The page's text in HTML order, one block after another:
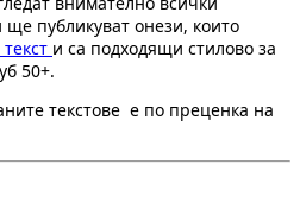
публикуват онези, които
и са подходящи стилово за
50+.
текстове е по преценка на